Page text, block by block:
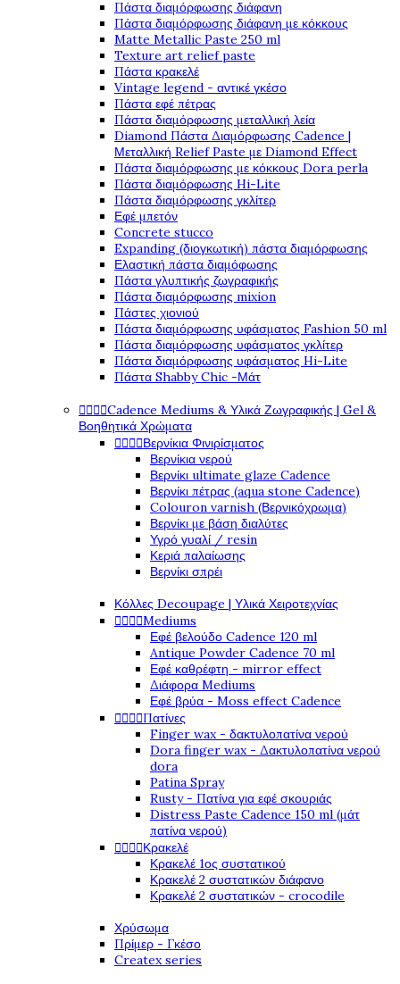
Πάστα διαμόρφωσης διάφανη
Πάστα διαμόρφωσης διάφανη με κόκκους
Matte Metallic Paste 250 ml
Texture art relief paste
Πάστα κρακελέ
Vintage legend - αντικέ γκέσο
Πάστα εφέ πέτρας
Πάστα διαμόρφωσης μεταλλική λεία
Diamond Πάστα Διαμόρφωσης Cadence |
Μεταλλική Relief Paste με Diamond Effect
Πάστα διαμόρφωσης με κόκκους Dora perla
Πάστα διαμόρφωσης Hi-Lite
Πάστα διαμόρφωσης γκλίτερ
Εφέ μπετόν
Concrete stucco
Expanding (διογκωτική) πάστα διαμόρφωσης
Ελαστική πάστα διαμόφωσης
Πάστα γλυπτικής ζωγραφικής
Πάστα διαμόρφωσης mixion
Πάστες χιονιού
Πάστα διαμόρφωσης υφάσματος Fashion 50 ml
Πάστα διαμόρφωσης υφάσματος γκλίτερ
Πάστα διαμόρφωσης υφάσματος Hi-Lite
Πάστα Shabby Chic -Μάτ
Cadence Mediums & Υλικά Ζωγραφικής | Gel &
Βοηθητικά Χρώματα
Βερνίκια Φινιρίσματος
Βερνίκια νερού
Βερνίκι ultimate glaze Cadence
Βερνίκι πέτρας (aqua stone Cadence)
Colouron varnish (Βερνικόχρωμα)
Βερνίκι με βάση διαλύτες
Υγρό γυαλί / resin
Κεριά παλαίωσης
Βερνίκι σπρέι
Κόλλες Decoupage | Υλικά Χειροτεχνίας
Mediums
Εφέ βελούδο Cadence 120 ml
Antique Powder Cadence 70 ml
Εφέ καθρέφτη - mirror effect
Διάφορα Mediums
Εφέ βρύα - Moss effect Cadence
Πατίνες
Finger wax - δακτυλοπατίνα νερού
Dora finger wax - Δακτυλοπατίνα νερού
dora
Patina Spray
Rusty - Πατίνα για εφέ σκουριάς
Distress Paste Cadence 150 ml (μάτ
πατίνα νερού)
Κρακελέ
Κρακελέ 1ος συστατικού
Κρακελέ 2 συστατικών διάφανο
Κρακελέ 2 συστατικών - crocodile
Χρύσωμα
Πρίμερ - Γκέσο
Createx series